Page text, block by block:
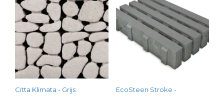
Citta Klimata - Grijs
EcoSteen Stroke -